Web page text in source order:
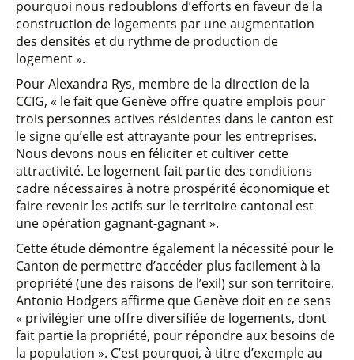
pourquoi nous redoublons d’efforts en faveur de la
construction de logements par une augmentation
des densités et du rythme de production de
logement ».
Pour Alexandra Rys, membre de la direction de la
CCIG, « le fait que Genève offre quatre emplois pour
trois personnes actives résidentes dans le canton est
le signe qu’elle est attrayante pour les entreprises.
Nous devons nous en féliciter et cultiver cette
attractivité. Le logement fait partie des conditions
cadre nécessaires à notre prospérité économique et
faire revenir les actifs sur le territoire cantonal est
une opération gagnant-gagnant ».
Cette étude démontre également la nécessité pour le
Canton de permettre d’accéder plus facilement à la
propriété (une des raisons de l’exil) sur son territoire.
Antonio Hodgers affirme que Genève doit en ce sens
« privilégier une offre diversifiée de logements, dont
fait partie la propriété, pour répondre aux besoins de
la population ». C’est pourquoi, à titre d’exemple au